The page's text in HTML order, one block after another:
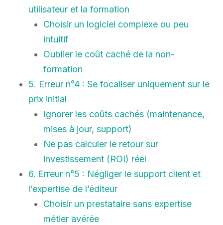
utilisateur et la formation
Choisir un logiciel complexe ou peu
intuitif
Oublier le coût caché de la non-
formation
5. Erreur n°4 : Se focaliser uniquement sur le
prix initial
Ignorer les coûts cachés (maintenance,
mises à jour, support)
Ne pas calculer le retour sur
investissement (ROI) réel
6. Erreur n°5 : Négliger le support client et
l’expertise de l’éditeur
Choisir un prestataire sans expertise
métier avérée